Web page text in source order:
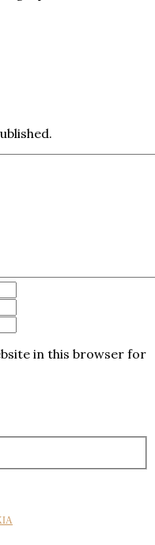
in this browser for